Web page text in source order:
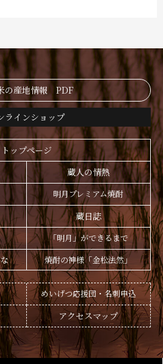
の産地情報 PDF
ラインショップ
トップページ
蔵人の情熱
明月プレミアム焼酎
蔵日誌
「明月」ができるまで
焼酎の神様「金松法然」
めいげつ応援団・名刺申込
アクセスマップ